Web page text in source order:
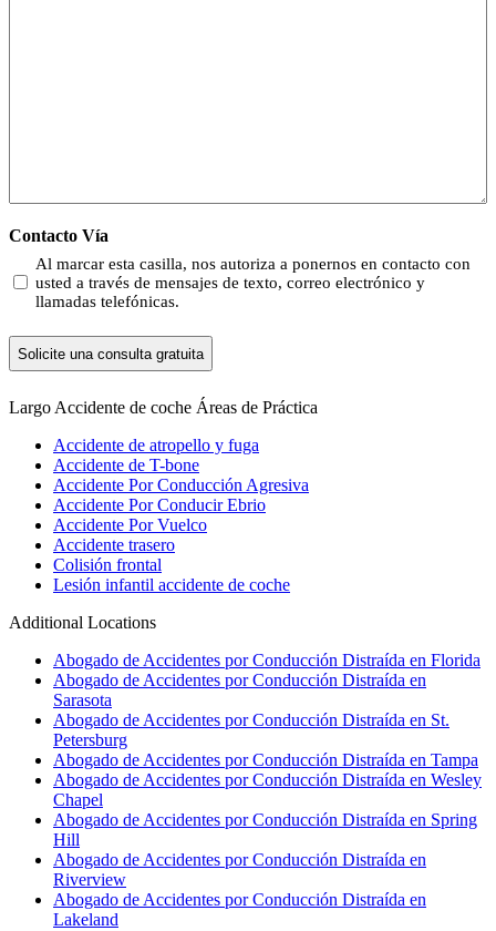
Contacto Vía
Al marcar esta casilla, nos autoriza a ponernos en contacto con
usted a través de mensajes de texto, correo electrónico y
llamadas telefónicas.
Largo Accidente de coche Áreas de Práctica
Accidente de atropello y fuga
Accidente de T-bone
Accidente Por Conducción Agresiva
Accidente Por Conducir Ebrio
Accidente Por Vuelco
Accidente trasero
Colisión frontal
Lesión infantil accidente de coche
Additional Locations
Abogado de Accidentes por Conducción Distraída en Florida
Abogado de Accidentes por Conducción Distraída en
Sarasota
Abogado de Accidentes por Conducción Distraída en St.
Petersburg
Abogado de Accidentes por Conducción Distraída en Tampa
Abogado de Accidentes por Conducción Distraída en Wesley
Chapel
Abogado de Accidentes por Conducción Distraída en Spring
Hill
Abogado de Accidentes por Conducción Distraída en
Riverview
Abogado de Accidentes por Conducción Distraída en
Lakeland